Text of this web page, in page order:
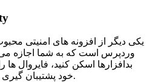
وردپرس است که به شما اجازه
بدافزارها اسکن کنید، فایروال ها
خود پشتیبان گیری کنید و بسیاری از کارهای دیگر.